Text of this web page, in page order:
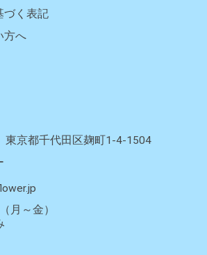
づく表記
方へ
京都千代田区麹町1-4-1504
月～金）